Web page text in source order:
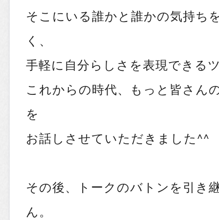
そこにいる誰かと誰かの気持ち
く、
手軽に自分らしさを表現できる
これからの時代、もっと皆さん
を
お話しさせていただきました^^
その後、トークのバトンを引き
ん。